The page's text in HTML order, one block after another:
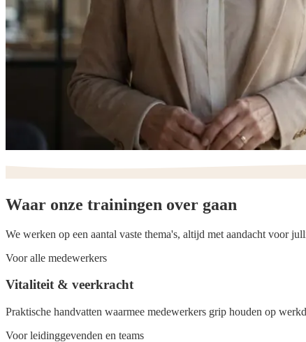
Waar onze trainingen over gaan
We werken op een aantal vaste thema's, altijd met aandacht voor
Voor alle medewerkers
Vitaliteit & veerkracht
Praktische handvatten waarmee medewerkers grip houden op
Voor leidinggevenden en teams